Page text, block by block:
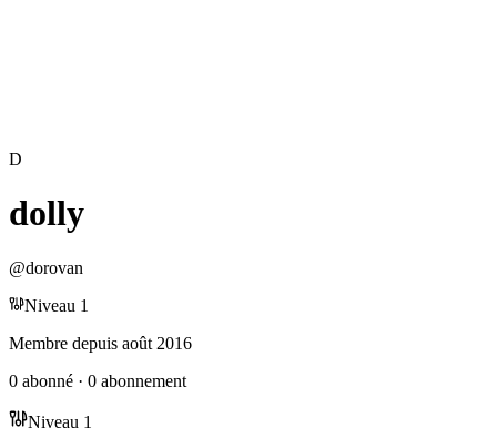
D
dolly
@dorovan
Niveau 1
Membre depuis août 2016
0 abonné · 0 abonnement
Niveau 1